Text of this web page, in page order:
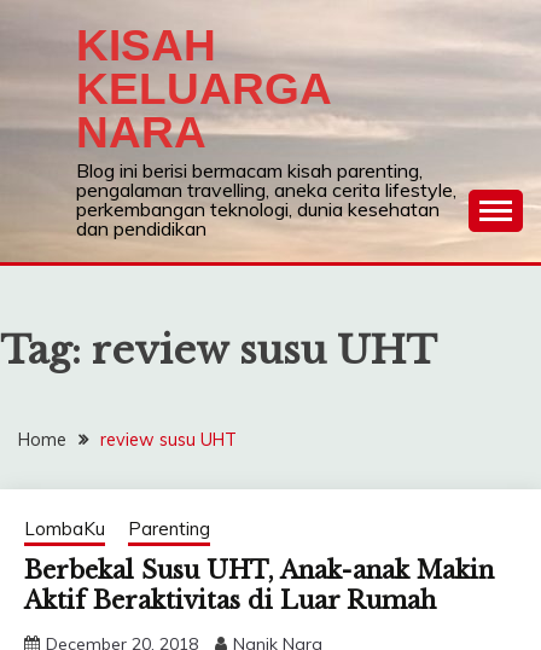
KISAH
KELUARGA
NARA
Blog ini berisi bermacam kisah parenting,
pengalaman travelling, aneka cerita lifestyle,
perkembangan teknologi, dunia kesehatan
dan pendidikan
Tag: review susu UHT
Home review susu UHT
LombaKu Parenting
Berbekal Susu UHT, Anak-anak Makin
Aktif Beraktivitas di Luar Rumah
December 20, 2018 Nanik Nara